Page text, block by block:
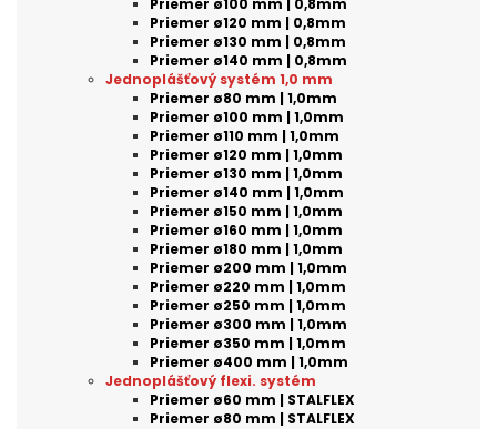
Priemer ø100 mm | 0,8mm
Priemer ø120 mm | 0,8mm
Priemer ø130 mm | 0,8mm
Priemer ø140 mm | 0,8mm
Jednoplášťový systém 1,0 mm
Priemer ø80 mm | 1,0mm
Priemer ø100 mm | 1,0mm
Priemer ø110 mm | 1,0mm
Priemer ø120 mm | 1,0mm
Priemer ø130 mm | 1,0mm
Priemer ø140 mm | 1,0mm
Priemer ø150 mm | 1,0mm
Priemer ø160 mm | 1,0mm
Priemer ø180 mm | 1,0mm
Priemer ø200 mm | 1,0mm
Priemer ø220 mm | 1,0mm
Priemer ø250 mm | 1,0mm
Priemer ø300 mm | 1,0mm
Priemer ø350 mm | 1,0mm
Priemer ø400 mm | 1,0mm
Jednoplášťový flexi. systém
Priemer ø60 mm | STALFLEX
Priemer ø80 mm | STALFLEX